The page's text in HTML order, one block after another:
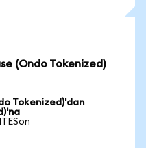
(Ondo Tokenized)
Tokenized)'dan